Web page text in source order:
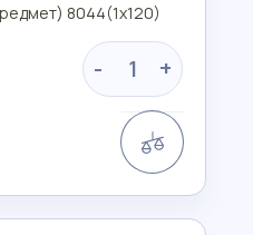
8044(1х120)
- +